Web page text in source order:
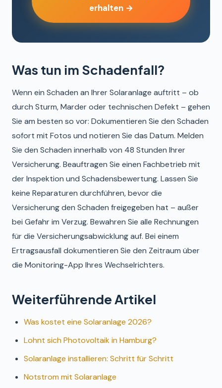
erhalten →
Was tun im Schadenfall?
Wenn ein Schaden an Ihrer Solaranlage auftritt – ob
durch Sturm, Marder oder technischen Defekt – gehen
Sie am besten so vor: Dokumentieren Sie den Schaden
sofort mit Fotos und notieren Sie das Datum. Melden
Sie den Schaden innerhalb von 48 Stunden Ihrer
Versicherung. Beauftragen Sie einen Fachbetrieb mit
der Inspektion und Schadensbewertung. Lassen Sie
keine Reparaturen durchführen, bevor die
Versicherung den Schaden freigegeben hat – außer
bei Gefahr im Verzug. Bewahren Sie alle Rechnungen
für die Versicherungsabwicklung auf. Bei einem
Ertragsausfall dokumentieren Sie den Zeitraum über
die Monitoring-App Ihres Wechselrichters.
Weiterführende Artikel
Was kostet eine Solaranlage 2026?
Lohnt sich Photovoltaik in Hamburg?
Solaranlage installieren: Schritt für Schritt
Notstrom mit Solaranlage